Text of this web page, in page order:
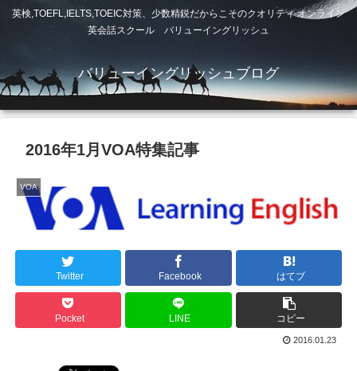
英検,TOEFL,IELTS,TOEIC対策、少数精鋭だからこそのクオリティ オンライン
英会話スクール バリューイングリッシュ
バリューイングリッシュブログ
2016年1月VOA特集記事
VOA
Twitter Facebook はてブ
Pocket LINE コピー
2016.01.23